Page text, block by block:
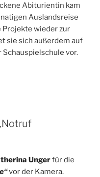
Abiturientin kam
Auslandsreise
wieder zur
sie sich außerdem auf
vor.
Ungerfür die
vor der Kamera.